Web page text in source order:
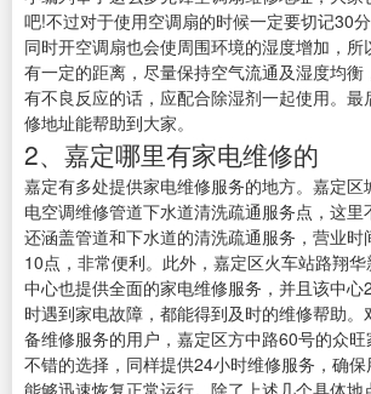
吧!不过对于使用空调扇的时候一定要切记30
同时开空调扇也会使周围环境的湿度增加，所
有一定的距离，尽量保持空气流通及湿度均
有不良反应的话，应配合除湿剂一起使用。
修地址能帮助到大家。
2、嘉定哪里有家电维修的
嘉定有多处提供家电维修服务的地方。嘉定区
电空调维修管道下水道清洗疏通服务点，这里
还涵盖管道和下水道的清洗疏通服务，营业
10点，非常便利。此外，嘉定区火车站路翔
中心也提供全面的家电维修服务，并且该中
时遇到家电故障，都能得到及时的维修帮助
备维修服务的用户，嘉定区方中路60号的众
不错的选择，同样提供24小时维修服务，确